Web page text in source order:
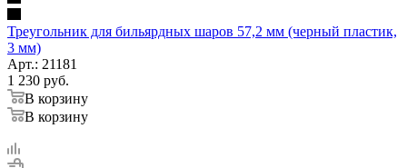
Треугольник для бильярдных шаров 57,2 мм (черный пластик,
3 мм)
Арт.: 21181
1 230 руб.
В корзину
В корзину